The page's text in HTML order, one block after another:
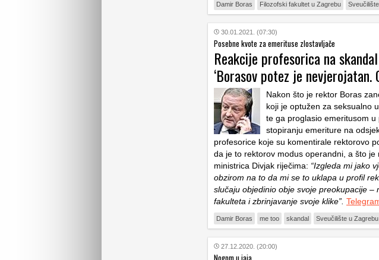
Damir Boras Filozofski fakultet u Zagrebu
30.01.2021. (07:30)
Posebne kvote za emerituse zlostavljače
Reakcije profesorica na
‘Borasov potez je nevjerojatan.
Nakon što je rektor Boras
koji je optužen za seksualno
te ga proglasio emeritusom
stopiranju emeriture na
profesorice koje su komentirale rektorovo
da je to rektorov modus operandni, a što je
ministrica Divjak riječima: “Izgleda mi jako
obzirom na to da mi se to uklapa u profil
slučaju objedinio obje svoje preokupacije –
fakulteta i zbrinjavanje svoje klike”.
Damir Boras me too skandal Sveučilište u Zagrebu
27.12.2020. (20:00)
Nogom u jaja